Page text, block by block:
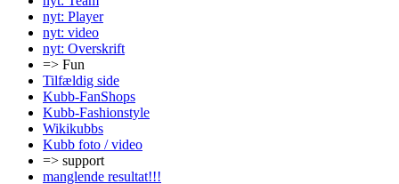
nyt: Player
nyt: video
nyt: Overskrift
=> Fun
Tilfældig side
Kubb-FanShops
Kubb-Fashionstyle
Wikikubbs
Kubb foto / video
=> support
manglende resultat!!!